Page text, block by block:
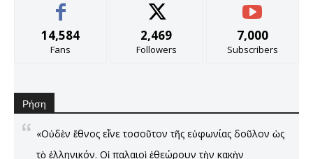
14,584
Fans
2,469
Followers
7,000
Subscribers
Ρήση
«Οὐδὲν ἔθνος εἶνε τοσοῦτον τῆς εὐφωνίας δοῦλον ὡς
τὸ ἑλληνικόν. Οἱ παλαιοὶ ἐθεώρουν τὴν κακὴν